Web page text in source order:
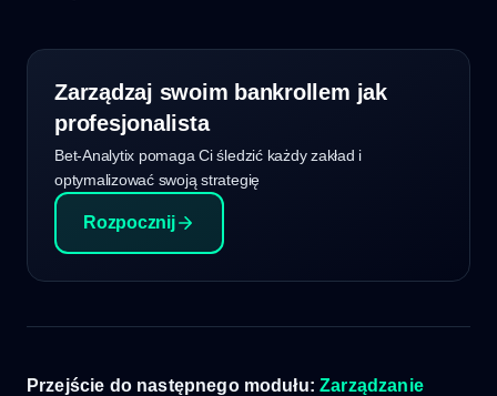
Zarządzaj swoim bankrollem jak
profesjonalista
Bet-Analytix pomaga Ci śledzić każdy zakład i
optymalizować swoją strategię
Rozpocznij
Przejście do następnego modułu: Zarządzanie